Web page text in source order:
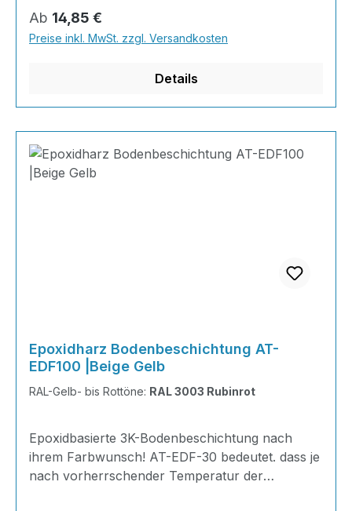
Gramm Härter20 Gramm Farbpaste nach Wahl
der RAL-Farben505 Gramm Feststoff
Regulärer Preis:
Ab 14,85 €
Preise inkl. MwSt. zzgl. Versandkosten
Details
Epoxidharz Bodenbeschichtung AT-
EDF100 |Beige Gelb
RAL-Gelb- bis Rottöne: RAL 3003 Rubinrot
Epoxidbasierte 3K-Bodenbeschichtung nach
ihrem Farbwunsch! AT-EDF-30 bedeutet. dass je
nach vorherrschender Temperatur der